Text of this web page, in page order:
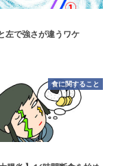
左で強さが違うワケ
食に関すること